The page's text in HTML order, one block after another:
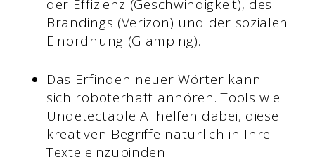
der Effizienz (Geschwindigkeit), des
Brandings (Verizon) und der sozialen
Einordnung (Glamping).
Das Erfinden neuer Wörter kann
sich roboterhaft anhören. Tools wie
Undetectable AI helfen dabei, diese
kreativen Begriffe natürlich in Ihre
Texte einzubinden.